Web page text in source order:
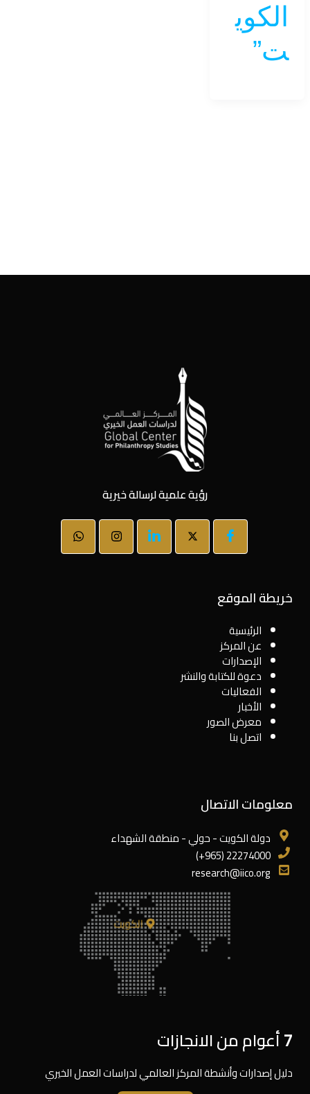
الكوي
ت”
رؤية علمية لرسالة خيرية
خريطة الموقع
الرئيسية
عن المركز
الإصدارات
دعوة للكتابة والنشر
الفعاليات
الأخبار
معرض الصور
اتصل بنا
معلومات الاتصال
دولة الكويت - حولي - منطقة الشهداء
22274000 (965+)
research@iico.org
الكويت
7 أعوام من الانجازات
دليل إصدارات وأنشطة المركز العالمي لدراسات العمل الخيري